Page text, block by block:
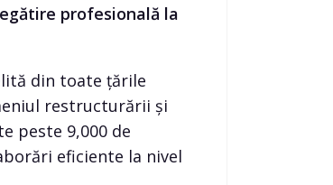
profesională la
din toate țările
restructurării și
peste 9,000 de
eficiente la nivel